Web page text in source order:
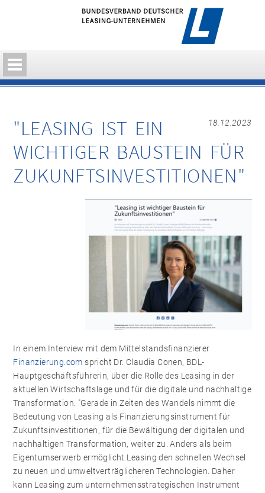
18.12.2023
"LEASING IST EIN
WICHTIGER BAUSTEIN FÜR
ZUKUNFTSINVESTITIONEN"
In einem Interview mit dem Mittelstandsfinanzierer
Finanzierung.com spricht Dr. Claudia Conen, BDL-
Hauptgeschäftsführerin, über die Rolle des Leasing in der
aktuellen Wirtschaftslage und für die digitale und nachhaltige
Transformation. "Gerade in Zeiten des Wandels nimmt die
Bedeutung von Leasing als Finanzierungsinstrument für
Zukunftsinvestitionen, für die Bewältigung der digitalen und
nachhaltigen Transformation, weiter zu. Anders als beim
Eigentumserwerb ermöglicht Leasing den schnellen Wechsel
zu neuen und umweltverträglicheren Technologien. Daher
kann Leasing zum unternehmensstrategischen Instrument